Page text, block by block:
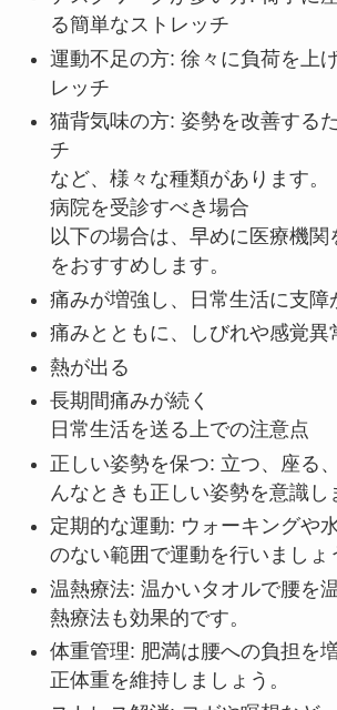
る簡単なストレッチ
運動不足の方: 徐々に負荷を上
レッチ
猫背気味の方: 姿勢を改善する
チ
など、様々な種類があります。
病院を受診すべき場合
以下の場合は、早めに医療機関
をおすすめします。
痛みが増強し、日常生活に支障
痛みとともに、しびれや感覚異
熱が出る
長期間痛みが続く
日常生活を送る上での注意点
正しい姿勢を保つ: 立つ、座る
んなときも正しい姿勢を意識し
定期的な運動: ウォーキングや
のない範囲で運動を行いましょ
温熱療法: 温かいタオルで腰を
熱療法も効果的です。
体重管理: 肥満は腰への負担を
正体重を維持しましょう。